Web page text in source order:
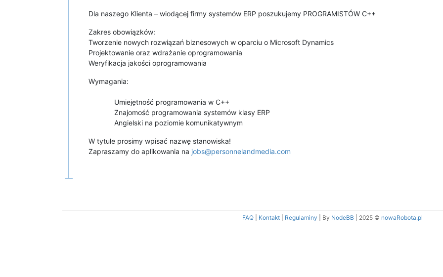
Dla naszego Klienta – wiodącej firmy systemów ERP poszukujemy PROGRAMISTÓW C++
Zakres obowiązków:
Tworzenie nowych rozwiązań biznesowych w oparciu o Microsoft Dynamics
Projektowanie oraz wdrażanie oprogramowania
Weryfikacja jakości oprogramowania
Wymagania:
Umiejętność programowania w C++
Znajomość programowania systemów klasy ERP
Angielski na poziomie komunikatywnym
W tytule prosimy wpisać nazwę stanowiska!
Zapraszamy do aplikowania na jobs@personnelandmedia.com
FAQ| Kontakt| Regulaminy | By NodeBB 2025 © nowaRobota.pl